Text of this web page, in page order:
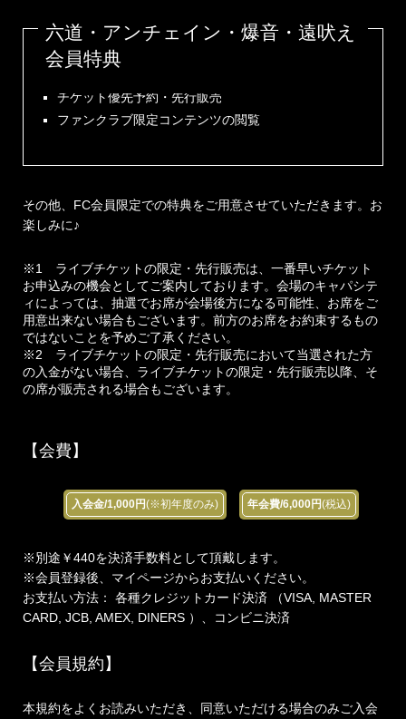
六道・アンチェイン・爆音・遠吠え
会員特典
チケット優先予約・先行販売
ファンクラブ限定コンテンツの閲覧
その他、FC会員限定での特典をご用意させていただきます。お
楽しみに♪
※1 ライブチケットの限定・先行販売は、一番早いチケット
お申込みの機会としてご案内しております。会場のキャパシテ
ィによっては、抽選でお席が会場後方になる可能性、お席をご
用意出来ない場合もございます。前方のお席をお約束するもの
ではないことを予めご了承ください。
※2 ライブチケットの限定・先行販売において当選された方
の入金がない場合、ライブチケットの限定・先行販売以降、そ
の席が販売される場合もございます。
【会費】
入会金/1,000円(※初年度のみ) 年会費/6,000円(税込)
※別途￥440を決済手数料として頂戴します。
※会員登録後、マイページからお支払いください。
お支払い方法： 各種クレジットカード決済 （VISA, MASTER
CARD, JCB, AMEX, DINERS ）、コンビニ決済
【会員規約】
本規約をよくお読みいただき、同意いただける場合のみご入会